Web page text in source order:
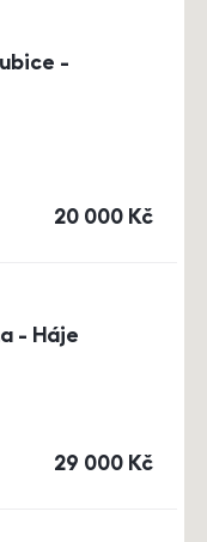
-
cena
20 000 Kč
- Háje
cena
29 000 Kč